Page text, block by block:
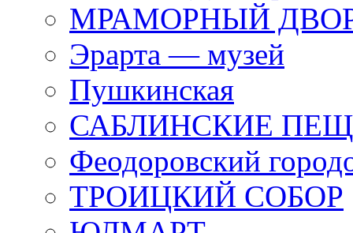
МРАМОРНЫЙ
Эрарта — музей
Пушкинская
САБЛИНСКИЕ
Феодоровский
ТРОИЦКИЙ СОБОР